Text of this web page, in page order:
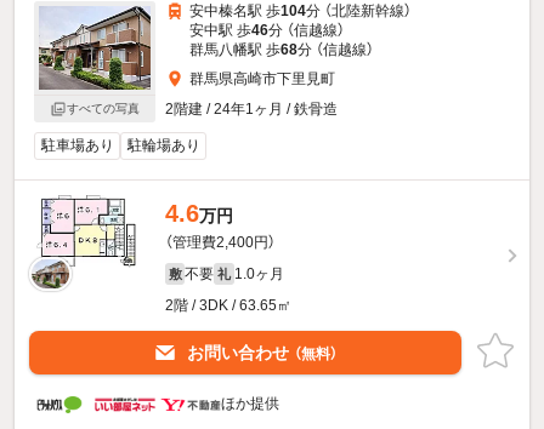
すべての写真
安中榛名駅 歩104分 （北陸新幹線）
安中駅 歩46分 （信越線）
群馬八幡駅 歩68分 （信越線）
群馬県高崎市下里見町
2階建 / 24年1ヶ月 / 鉄骨造
駐車場あり 駐輪場あり
4.6万円
（管理費2,400円）
敷 不要 礼 1.0ヶ月
2階 / 3DK / 63.65㎡
お問い合わせ （無料）
ほか提供